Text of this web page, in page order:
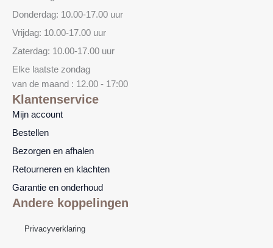
Donderdag: 10.00-17.00 uur
Vrijdag: 10.00-17.00 uur
Zaterdag: 10.00-17.00 uur
Elke laatste zondag
van de maand : 12.00 - 17:00
Klantenservice
Mijn account
Bestellen
Bezorgen en afhalen
Retourneren en klachten
Garantie en onderhoud
Andere koppelingen
Privacyverklaring